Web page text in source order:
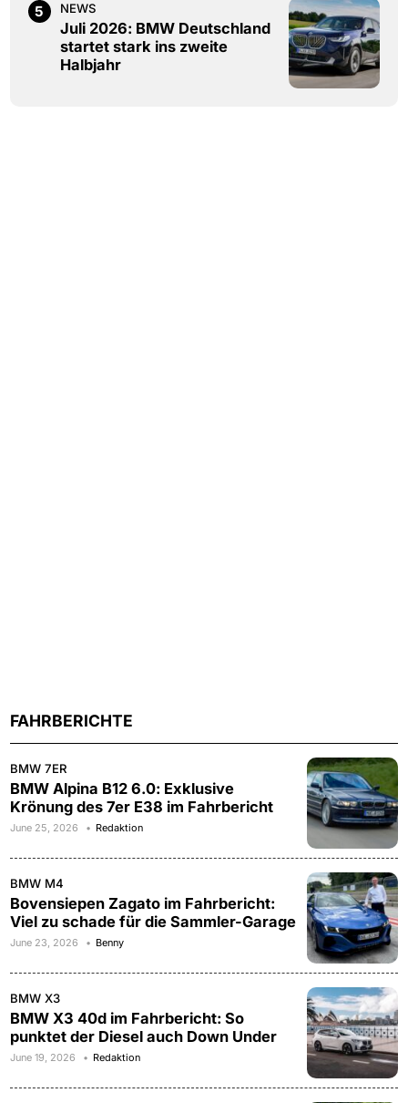
5 NEWS
Juli 2026: BMW Deutschland
startet stark ins zweite
Halbjahr
FAHRBERICHTE
BMW 7ER
BMW Alpina B12 6.0: Exklusive
Krönung des 7er E38 im Fahrbericht
June 25, 2026 Redaktion
BMW M4
Bovensiepen Zagato im Fahrbericht:
Viel zu schade für die Sammler-Garage
June 23, 2026 Benny
BMW X3
BMW X3 40d im Fahrbericht: So
punktet der Diesel auch Down Under
June 19, 2026 Redaktion